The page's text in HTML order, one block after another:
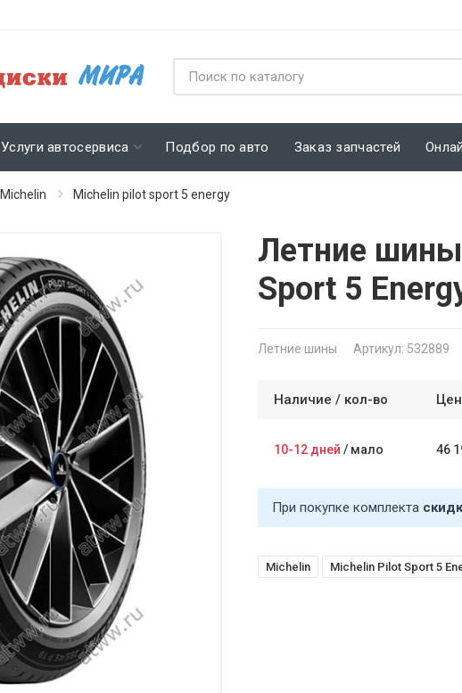
Услуги автосервиса Подбор по авто Заказ запчастей
Michelin Michelin pilot sport 5 energy
Летние
Sport 5
Летние шины Артикул: 532889
Наличие / кол-во
10-12 дней / мало 46
При покупке комплекта
Michelin Michelin Pilot Sport 5